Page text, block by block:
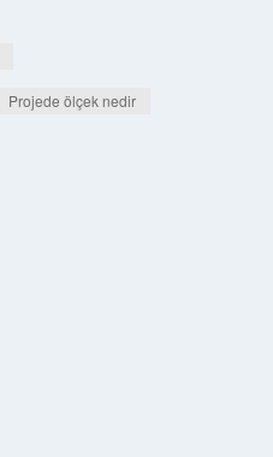
Projede ölçek nedir